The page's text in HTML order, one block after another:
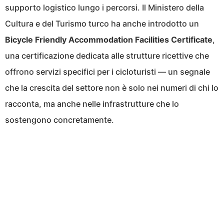
supporto logistico lungo i percorsi. Il Ministero della
Cultura e del Turismo turco ha anche introdotto un
Bicycle Friendly Accommodation Facilities Certificate,
una certificazione dedicata alle strutture ricettive che
offrono servizi specifici per i cicloturisti — un segnale
che la crescita del settore non è solo nei numeri di chi lo
racconta, ma anche nelle infrastrutture che lo
sostengono concretamente.